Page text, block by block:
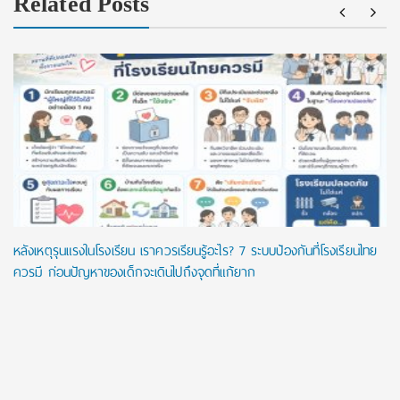
หลังเหตุรุนแรงในโรงเรียน เราควรเรียนรู้อะไร? 7 ระบบป้องกันที่โรงเรียนไทย
ควรมี ก่อนปัญหาของเด็กจะเดินไปถึงจุดที่แก้ยาก